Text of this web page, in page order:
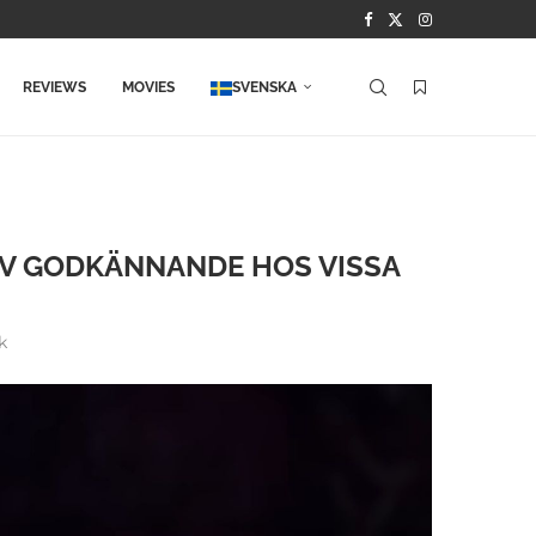
REVIEWS MOVIES SVENSKA
GODKÄNNANDE HOS VISSA